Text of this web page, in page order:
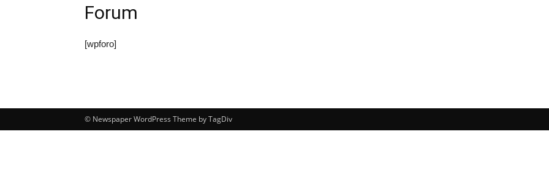
Forum
[wpforo]
© Newspaper WordPress Theme by TagDiv